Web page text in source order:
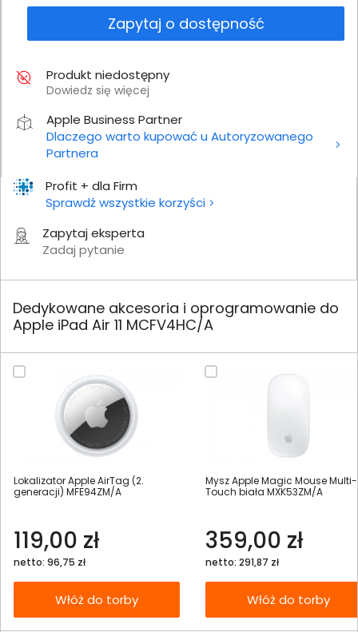
Profit + dla Firm
Sprawdź wszystkie korzyści
Zapytaj eksperta
Zadaj pytanie
Zapytaj o dostępność
Produkt niedostępny
Dowiedz się więcej
Apple Business Partner
Dlaczego warto kupować u Autoryzowanego
Partnera
Dedykowane akcesoria i oprogramowanie do
Apple iPad Air 11 MCFV4HC/A
Lokalizator Apple AirTag (2.
generacji) MFE94ZM/A
119,00 zł
netto: 96,75 zł
Włóż do torby
Mysz Apple Magic Mouse Multi-
Touch biała MXK53ZM/A
359,00 zł
netto: 291,87 zł
Włóż do torby